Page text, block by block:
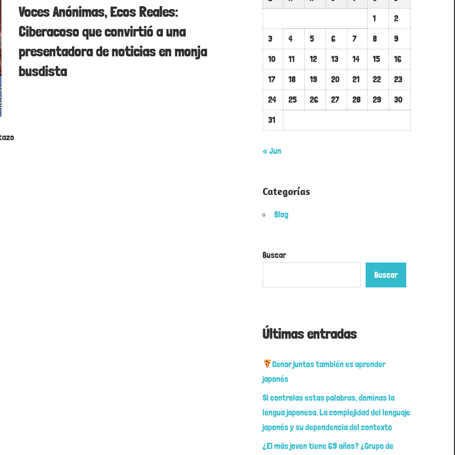
Voces Anónimas, Ecos Reales:
Ciberacoso que convirtió a una
presentadora de noticias en monja
busdista
1
2
3
4 5 6 7 8
9
10
11 12 13 14 15
16
17
18 19 20 21 22
23
24
25 26 27 28 29
30
31
« Jun
Categorías
Blog
Buscar
Buscar
Últimas entradas
Cenar juntos también es aprender
japonés
Si controlas estas palabras, dominas la
lengua japonesa. La complejidad del lenguaje
japonés y su dependencia del contexto
¿El más joven tiene 69 años? ¿Grupo de